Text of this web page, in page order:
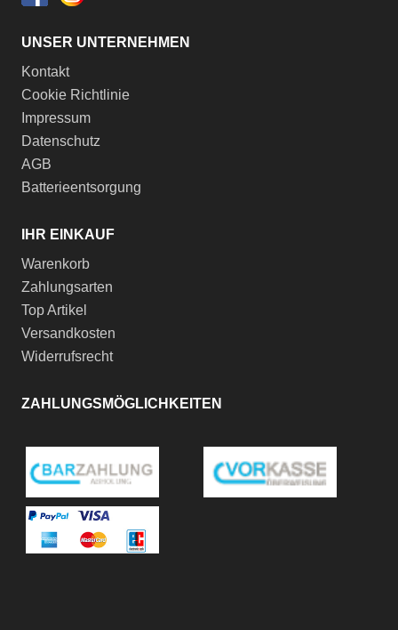
UNSER UNTERNEHMEN
Kontakt
Cookie Richtlinie
Impressum
Datenschutz
AGB
Batterieentsorgung
IHR EINKAUF
Warenkorb
Zahlungsarten
Top Artikel
Versandkosten
Widerrufsrecht
ZAHLUNGSMÖGLICHKEITEN